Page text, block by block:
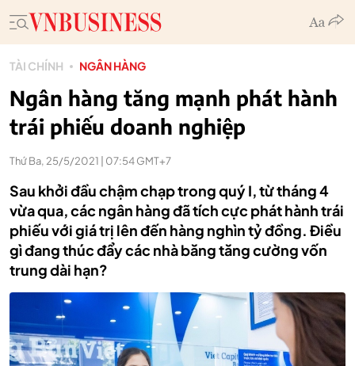
TÀI CHÍNH NGÂN HÀNG
Ngân hàng tăng mạnh phát hành
trái phiếu doanh nghiệp
Thứ Ba, 25/5/2021 | 07:54 GMT+7
Sau khởi đầu chậm chạp trong quý I, từ tháng 4
vừa qua, các ngân hàng đã tích cực phát hành trái
phiếu với giá trị lên đến hàng nghìn tỷ đồng. Điều
gì đang thúc đẩy các nhà băng tăng cường vốn
trung dài hạn?